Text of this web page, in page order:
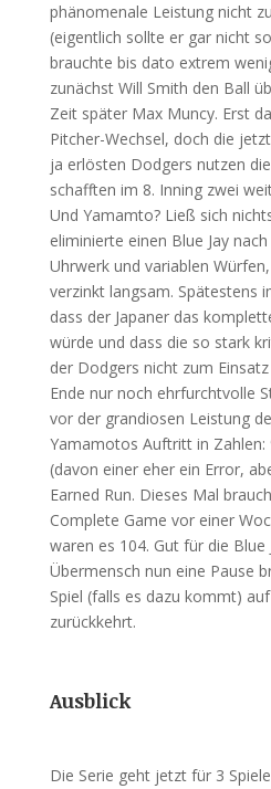
phänomenale Leistung nicht
(eigentlich sollte er gar nicht
brauchte bis dato extrem
zunächst Will Smith den Ball
Zeit später Max Muncy. Erst
Pitcher-Wechsel, doch die
ja erlösten Dodgers nutzen
schafften im 8. Inning zwei
Und Yamamto? Ließ sich
eliminierte einen Blue Jay
Uhrwerk und variablen
verzinkt langsam. Spätestens
dass der Japaner das
würde und dass die so stark
der Dodgers nicht zum
Ende nur noch ehrfurchtvolle
vor der grandiosen Leistung
Yamamotos Auftritt in Zahlen:
(davon einer eher ein Error,
Earned Run. Dieses Mal
Complete Game vor einer
waren es 104. Gut für die Blue
Übermensch nun eine Pause
Spiel (falls es dazu kommt)
zurückkehrt.
Ausblick
Die Serie geht jetzt für 3